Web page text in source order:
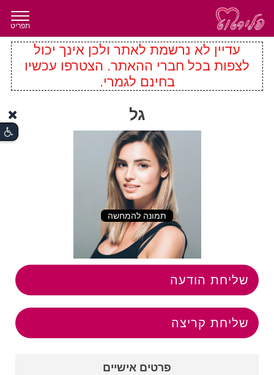
תפריט
עדיין לא נרשמת לאתר ולכן אינך יכול
לצפות בכל חברי ההאתר. הצטרפו עכשיו
בחינם לגמרי.
גל
תמונה להמחשה
שליחת הודעה
שליחת קריצה
פרטים אישיים